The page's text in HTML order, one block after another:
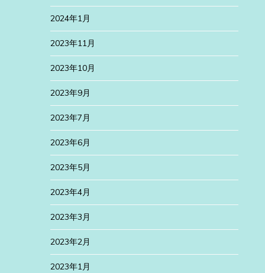
2024年1月
2023年11月
2023年10月
2023年9月
2023年7月
2023年6月
2023年5月
2023年4月
2023年3月
2023年2月
2023年1月